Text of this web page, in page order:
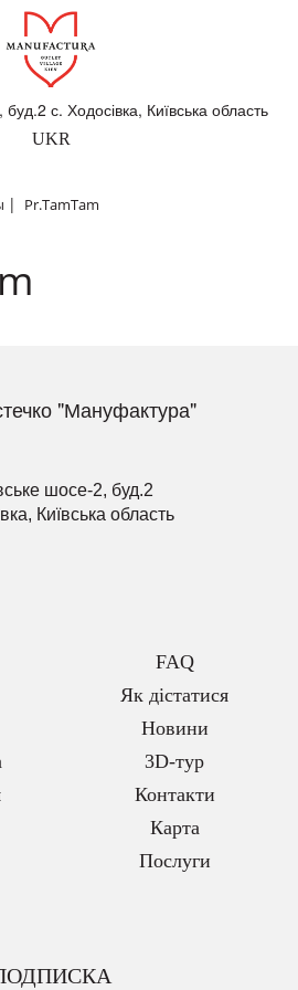
с. Ходосівка, Київська область
UKR
| Pr.TamTam
"Мануфактура"
шосе-2, буд.2
Київська область
FAQ
Як дістатися
Новини
3D-тур
Контакти
Карта
Послуги